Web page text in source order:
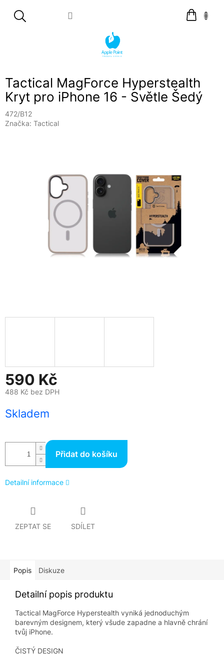
Nákupní
košík
Tactical MagForce Hyperstealth
Kryt pro iPhone 16 - Světle Šedý
472/B12
Značka: Tactical
590 Kč
488 Kč bez DPH
cena:
Skladem
Přidat do košíku
Detailní informace
ZEPTAT SE SDÍLET
Popis Diskuze
Detailní popis produktu
Tactical MagForce Hyperstealth vyniká jednoduchým
barevným designem, který všude zapadne a hlavně chrání
tvůj iPhone.
ČISTÝ DESIGN